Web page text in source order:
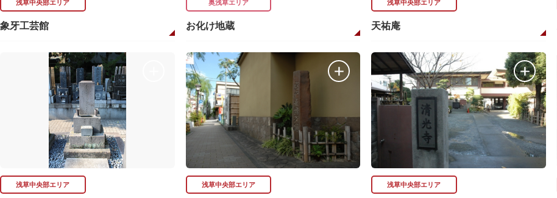
浅草中央部エリア
象牙工芸館
奥浅草エリア
お化け地蔵
浅草中央部エリア
天祐庵
浅草中央部エリア 浅草中央部エリア 浅草中央部エリア